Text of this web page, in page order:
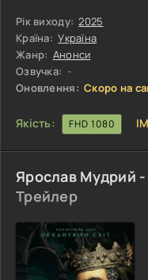
за межами бойових
твердості характеру та
Попри труднощі й
в яку вірив — захисту
Рік виходу: 2025
Країна: Україна
Жанр: Анонси
Озвучка: -
Оновлення: Скоро на
Якість: FHD 1080
Ярослав Мудрий
Трейлер